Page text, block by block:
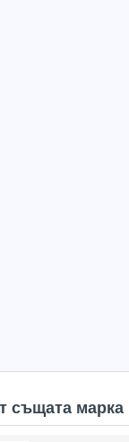
същата марка